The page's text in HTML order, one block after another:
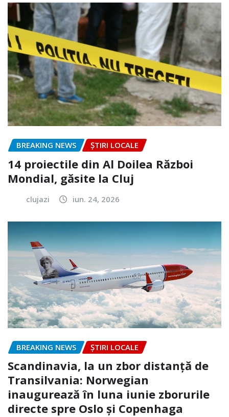
BREAKING NEWS ȘTIRI LOCALE
14 proiectile din Al Doilea Război
Mondial, găsite la Cluj
clujazi iun. 24, 2026
BREAKING NEWS ȘTIRI LOCALE
Scandinavia, la un zbor distanță de
Transilvania: Norwegian
inaugurează în luna iunie zborurile
directe spre Oslo și Copenhaga